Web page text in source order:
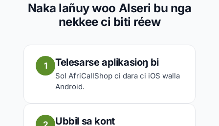
Naka lañuy woo Alseri bu nga
nekkee ci biti réew
1 Telesarse aplikasioŋ bi
Sol AfriCallShop ci dara ci iOS walla
Android.
Ubbil sa kont